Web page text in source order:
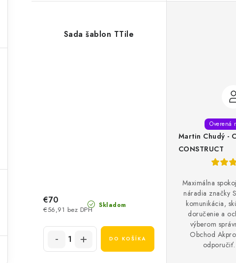
Sada šablon TTile
Skladom
€56,91 bez DPH
€70
DO KOŠÍKA
Martin Chudý -
CONSTRUCT
Maximálna
náradia značky
komunikácia,
doručenie a
výberom
Obchod